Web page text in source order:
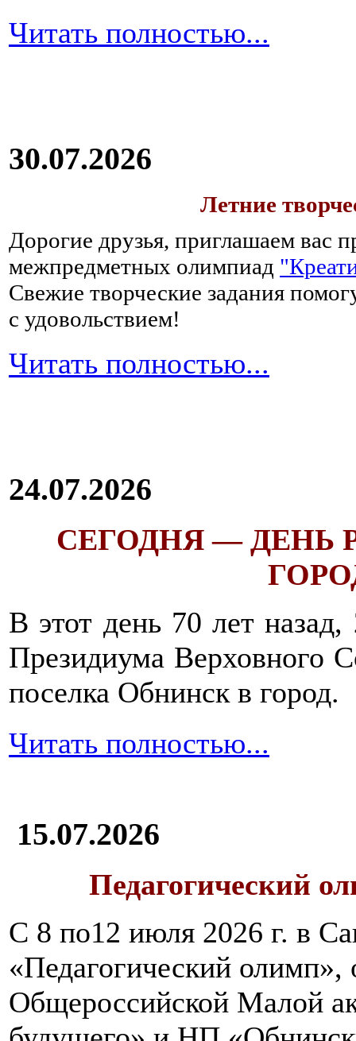
Читать полностью...
30.07.2026
Летние
Дорогие друзья, приглашаем вас
межпредметных олимпиад
Свежие творческие задания
с удовольствием!
Читать полностью...
24.07.2026
СЕГОДНЯ — ДЕНЬ
В этот день 70 лет
Президиума Верховного
поселка Обнинск в город.
Читать полностью...
15.07.2026
Педагогический
С 8 по12 июля 2026 г. в
«Педагогический олимп»,
Общероссийской Малой